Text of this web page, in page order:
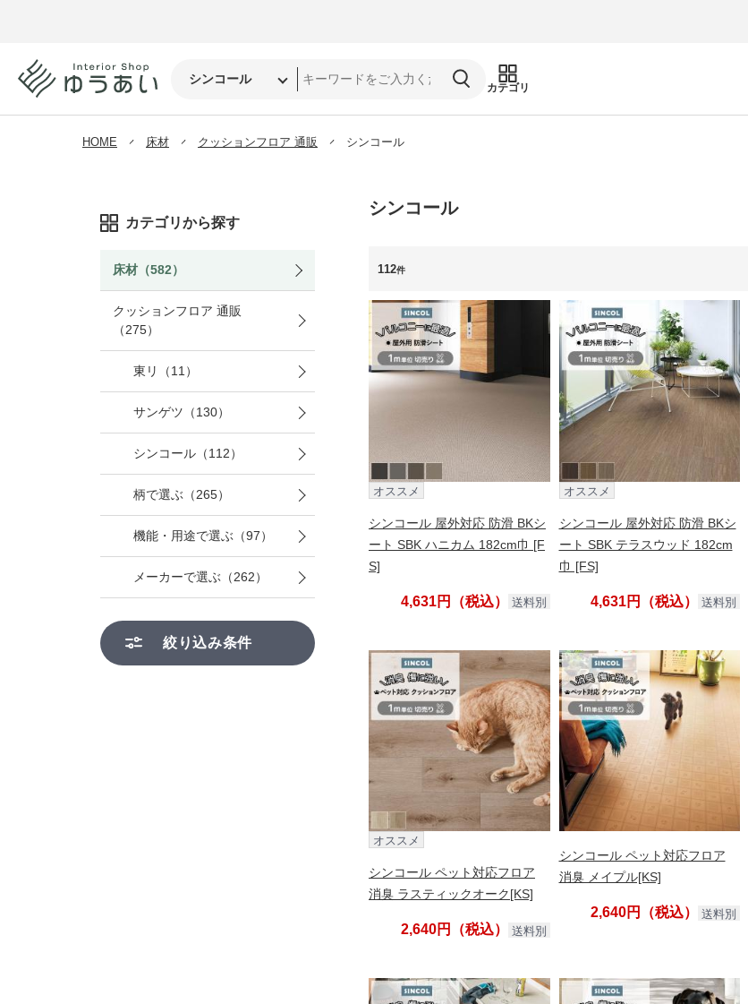
カテゴリ
HOME 床材 クッションフロア 通販 シンコール
カテゴリから探す
床材（582）
クッションフロア 通販
（275）
東リ（11）
サンゲツ（130）
シンコール（112）
柄で選ぶ（265）
機能・用途で選ぶ（97）
メーカーで選ぶ（262）
絞り込み条件
シンコール
112件
オススメ
シンコール 屋外対応 防滑 BKシ
ート SBK ハニカム 182cm巾 [F
S]
4,631円（税込） 送料別
オススメ
シンコール 屋外対応 防滑 BKシ
ート SBK テラスウッド 182cm
巾 [FS]
4,631円（税込） 送料別
オススメ
シンコール ペット対応フロア
消臭 ラスティックオーク[KS]
2,640円（税込） 送料別
シンコール ペット対応フロア
消臭 メイプル[KS]
2,640円（税込） 送料別